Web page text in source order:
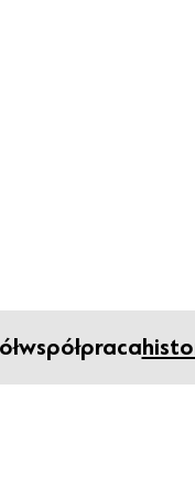
współpraca